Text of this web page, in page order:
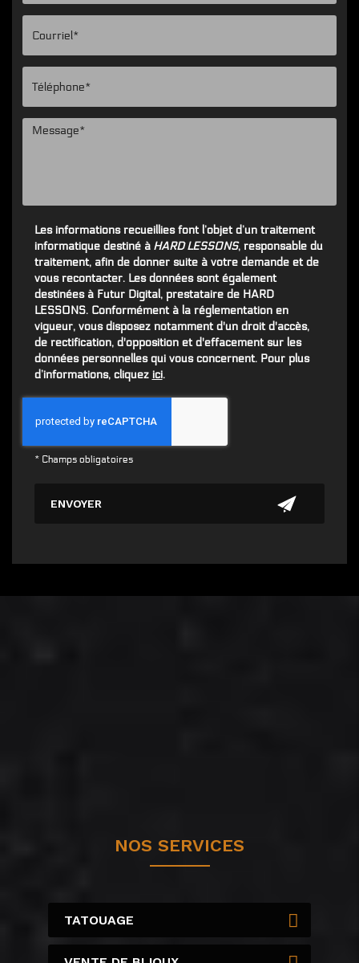
Les informations recueillies font l’objet d’un traitement
informatique destiné àHARD LESSONS, responsable du
traitement, afin de donner suite à votre demande et de
vous recontacter. Les données sont également
destinées à Futur Digital, prestataire de HARD
LESSONS. Conformément à la réglementation en
vigueur, vous disposez notamment d'un droit d'accès,
de rectification, d'opposition et d'effacement sur les
données personnelles qui vous concernent. Pour plus
d’informations, cliquez ici.
* Champs obligatoires
NOS SERVICES
TATOUAGE